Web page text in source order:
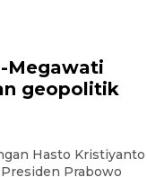
Megawati
geopolitik
Hasto Kristiyanto
Prabowo